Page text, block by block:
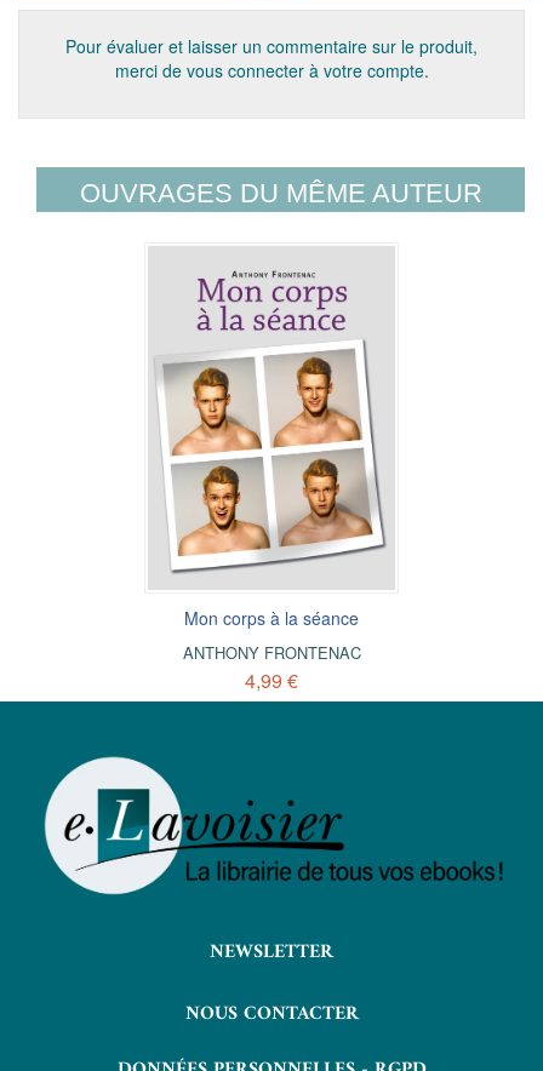
Pour évaluer et laisser un commentaire sur le produit,
merci de vous connecter à votre compte.
OUVRAGES DU MÊME AUTEUR
Mon corps à la séance
ANTHONY FRONTENAC
4,99 €
NEWSLETTER
NOUS CONTACTER